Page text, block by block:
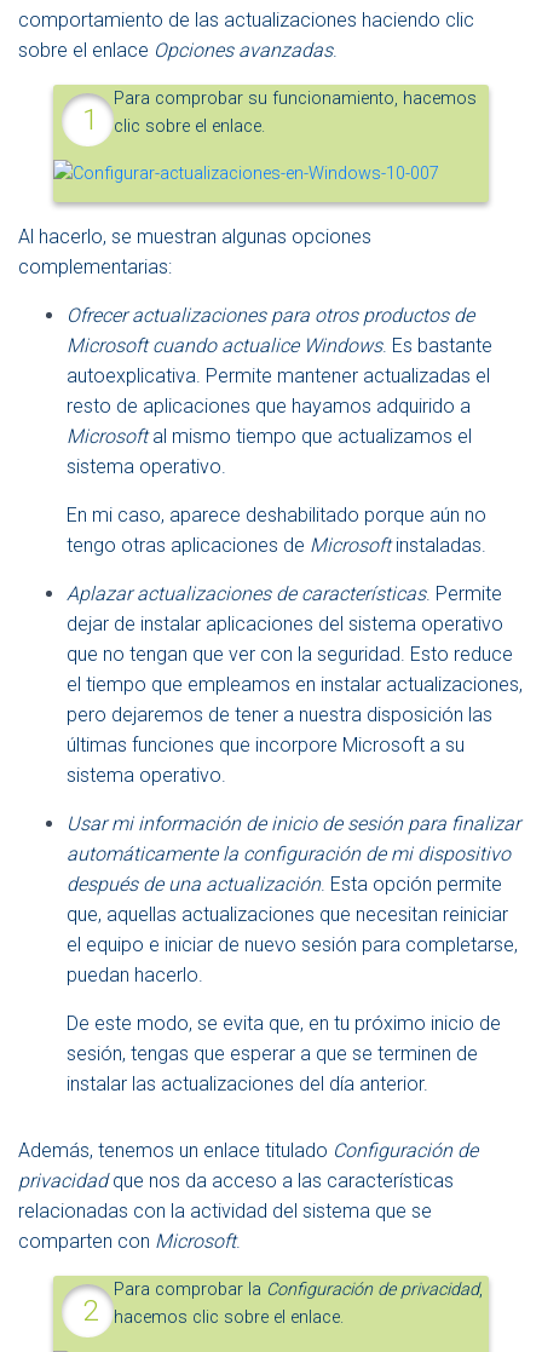
comportamiento de las actualizaciones haciendo clic
sobre el enlace Opciones avanzadas.
Para comprobar su funcionamiento, hacemos
clic sobre el enlace.
Al hacerlo, se muestran algunas opciones
complementarias:
Ofrecer actualizaciones para otros productos de
Microsoft cuando actualice Windows. Es bastante
autoexplicativa. Permite mantener actualizadas el
resto de aplicaciones que hayamos adquirido a
Microsoftal mismo tiempo que actualizamos el
sistema operativo.
En mi caso, aparece deshabilitado porque aún no
tengo otras aplicaciones de Microsoftinstaladas.
Aplazar actualizaciones de características. Permite
dejar de instalar aplicaciones del sistema operativo
que no tengan que ver con la seguridad. Esto reduce
el tiempo que empleamos en instalar actualizaciones,
pero dejaremos de tener a nuestra disposición las
últimas funciones que incorpore Microsoft a su
sistema operativo.
Usar mi información de inicio de sesión para finalizar
automáticamente la configuración de mi dispositivo
después de una actualización. Esta opción permite
que, aquellas actualizaciones que necesitan reiniciar
el equipo e iniciar de nuevo sesión para completarse,
puedan hacerlo.
De este modo, se evita que, en tu próximo inicio de
sesión, tengas que esperar a que se terminen de
instalar las actualizaciones del día anterior.
Además, tenemos un enlace titulado Configuración de
privacidadque nos da acceso a las características
relacionadas con la actividad del sistema que se
comparten con Microsoft.
Para comprobar la Configuración de privacidad,
hacemos clic sobre el enlace.